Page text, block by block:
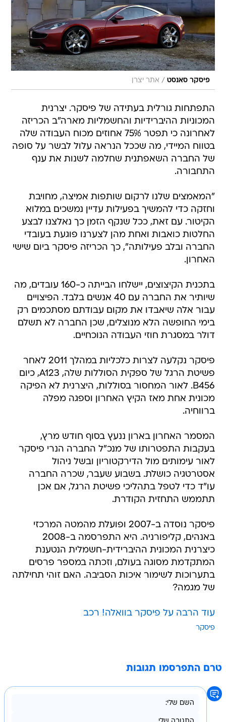
פיסקר סאנסט / אתר יצרן
התפתחות גורלית בעתידה של פיסקר. יצרנית
המכוניות ההיברידיות והחשמליות מארה"ב הכריזה
לאחרונה כי תפטר 75% אחוזים מכוח העבודה שלה
בטווח המיידי, מה שככל הנראה עלול לבשר על סופה
של החברה השאפתנית שחלמה לשנות את ענף
התחבורה.
"המאמצים שלנו לרקום שותפות אמיצה, מחויבת
וחזקה כדי להמשיך בפעילות עדיין נמשכים במלוא
הקיטור. עם זאת, ככל שנקף הזמן כך נאלצנו לבצע
החלטות כואבות ואחת מהן לצערנו פוגעת בעובדי
החברה ובלב פעילותה", כך הכריזה פיסקר ביום שישי
האחרון.
בתכנית הקיצוצים, יישלחו הבייתה כ-160 עובדים, מה
שיותיר את החברה עם 40 אנשים בלבד. הפיצויים
עבור אלה שיאבדו את מקום עבודתם מסתכמים רק
בימי החופשה הלא מנוצלים, שכן החברה לא תשלם
דולר במסגרת חוזי העבודה הנוכחיים.
פיסקר נקלעה לצרות כלכליות במהלך 2011 לאחר
פשיטת הרגל של ספקית הסוללות שלה, A123, כיום
B456. לאור המחסור בסוללות, היצרנית לא הפיקה
מכונית אחת מאז הקיץ האחרון וספגה מפלה
ברווחיה.
המסמר האחרון בארון ננעץ בסוף חודש מרץ,
בעקבות התפטרותו של מנכ"ל החברה הנרי פיסקר
לאור עימותים מול הדירקטוריון ובשל ניהול
אסטרטגיה כושלת. בשבוע שעבר, שכרה החברה
עו"ד כדי לטפל בתהליכי פשיטת הרגל, אם אכן
תתממש התחזית הקודרת.
פיסקר נוסדה ב-2007 ופועלת מהמטה המרכזי
באנהים, קליפורניה. היא התפרסמה ב-2008
כיצרנית המכונית ההיברידית-חשמלית הנטענת
המתקדמת מסוגה בעולם, וזכתה במספר פרסים
בתערוכות לשימור איכות הסביבה. האם זוהי תחילתה
של מגמה?
עוד הרבה על פיסקר בוואלה! רכב
פיסקר
טרם התפרסמו תגובות